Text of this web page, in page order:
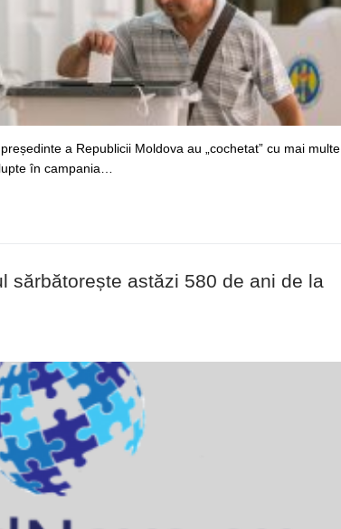
a Republicii Moldova au „cochetat” cu mai multe
în campania…
sărbătorește astăzi 580 de ani de la